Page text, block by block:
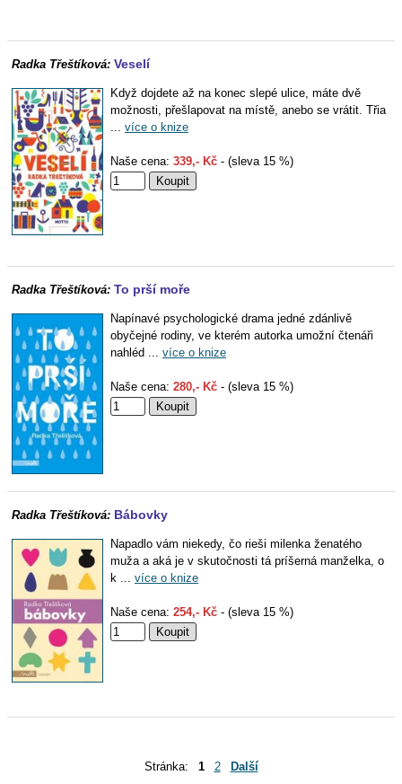
Radka Třeštíková: Veselí
Když dojdete až na konec slepé ulice, máte dvě
možnosti, přešlapovat na místě, anebo se vrátit. Třia
... více o knize
Naše cena: 339,- Kč - (sleva 15 %)
Radka Třeštíková: To prší moře
Napínavé psychologické drama jedné zdánlivě
obyčejné rodiny, ve kterém autorka umožní čtenáři
nahléd ... více o knize
Naše cena: 280,- Kč - (sleva 15 %)
Radka Třeštíková: Bábovky
Napadlo vám niekedy, čo rieši milenka ženatého
muža a aká je v skutočnosti tá príšerná manželka, o
k ... více o knize
Naše cena: 254,- Kč - (sleva 15 %)
Stránka: 1 2 Další